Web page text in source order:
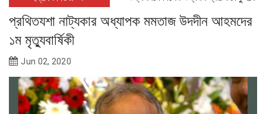
প্রথিতযশা নাট্যকার অধ্যাপক মমতাজ উদদীন আহমদের
১ম মৃত্যুবার্ষিকী
Jun 02, 2020